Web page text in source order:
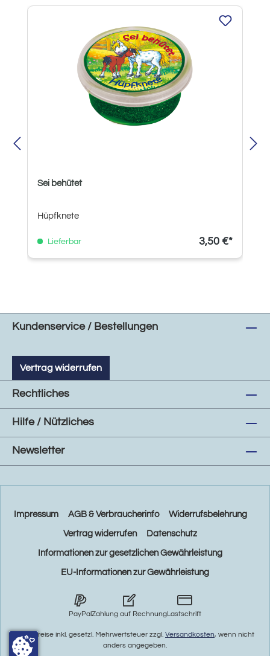
Produktgalerie überspringen
Sei behütet
Hüpfknete
Lieferbar 3,50 €*
Kundenservice / Bestellungen
Vertrag widerrufen
Rechtliches
Hilfe / Nützliches
Newsletter
Impressum AGB & Verbraucherinfo Widerrufsbelehrung
Vertrag widerrufen Datenschutz
Informationen zur gesetzlichen Gewährleistung
EU-Informationen zur Gewährleistung
PayPalZahlung auf RechnungLastschrift
* Alle Preise inkl. gesetzl. Mehrwertsteuer zzgl. Versandkosten, wenn nicht
anders angegeben.